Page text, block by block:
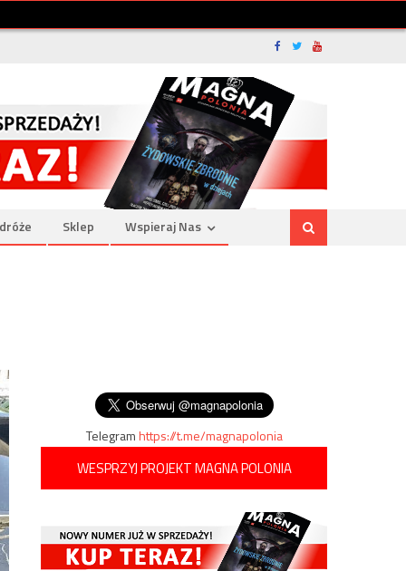
Sklep Wspieraj Nas
Telegramhttps://t.me/magnapolonia
WESPRZYJ PROJEKT MAGNA POLONIA